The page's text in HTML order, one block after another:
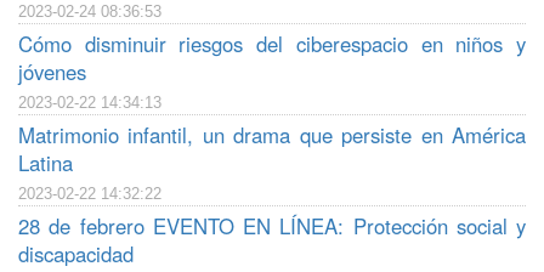
2023-02-24 08:36:53
Cómo disminuir riesgos del ciberespacio en niños y
jóvenes
2023-02-22 14:34:13
Matrimonio infantil, un drama que persiste en América
Latina
2023-02-22 14:32:22
28 de febrero EVENTO EN LÍNEA: Protección social y
discapacidad